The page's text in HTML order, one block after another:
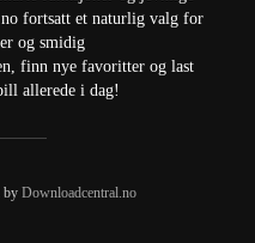
fortsatt et naturlig valg for
og smidig
finn nye favoritter og last
allerede i dag!
by Downloadcentral.no